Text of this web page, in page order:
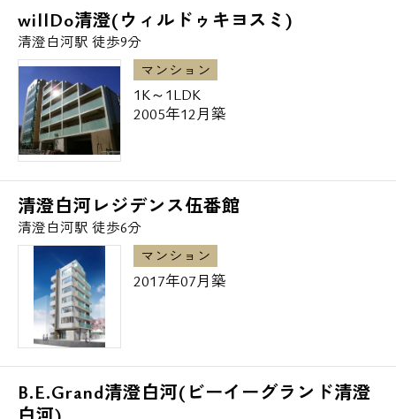
willDo清澄(ウィルドゥキヨスミ)
清澄白河駅 徒歩9分
マンション
1K～1LDK
2005年12月築
清澄白河レジデンス伍番館
清澄白河駅 徒歩6分
マンション
2017年07月築
B.E.Grand清澄白河(ビーイーグランド清澄